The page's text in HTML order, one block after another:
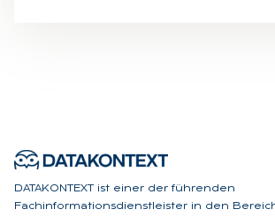
DATAKONTEXT ist einer der führenden
Fachinformationsdienstleister in den